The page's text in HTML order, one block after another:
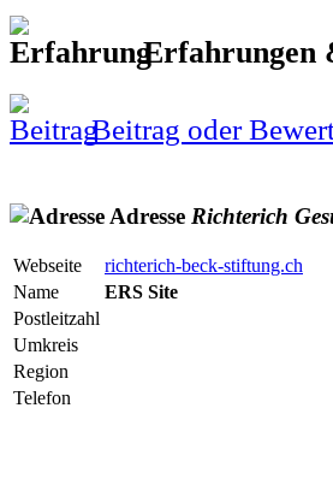
Erfahrungen
Beitrag oder
Adresse Richterich
Webseite
richterich-beck-stiftung.ch
Name
ERS Site
Postleitzahl
Umkreis
Region
Telefon